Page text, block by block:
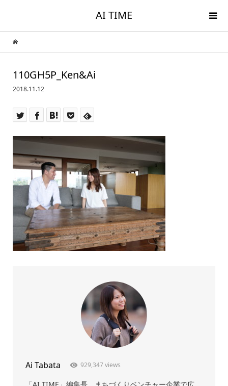
AI TIME
110GH5P_Ken&Ai
2018.11.12
Ai Tabata 929,347 views